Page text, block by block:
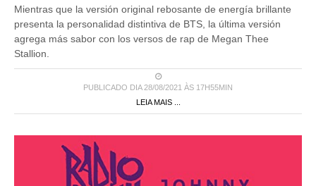
Mientras que la versión original rebosante de energía brillante
presenta la personalidad distintiva de BTS, la última versión
agrega más sabor con los versos de rap de Megan Thee
Stallion.
PUBLICADO DIA 28/08/2021 ÀS 17H55MIN
LEIA MAIS ...